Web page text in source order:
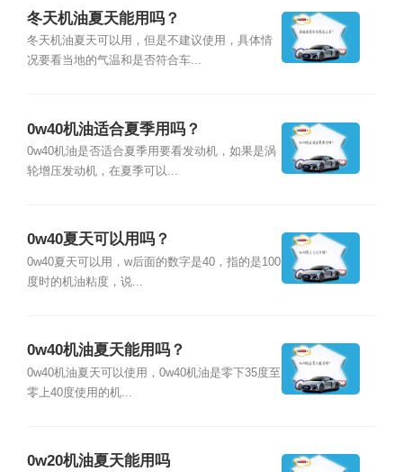
冬天机油夏天能用吗？
冬天机油夏天可以用，但是不建议使用，具体情
况要看当地的气温和是否符合车...
0w40机油适合夏季用吗？
0w40机油是否适合夏季用要看发动机，如果是涡
轮增压发动机，在夏季可以...
0w40夏天可以用吗？
0w40夏天可以用，w后面的数字是40，指的是100
度时的机油粘度，说...
0w40机油夏天能用吗？
0w40机油夏天可以使用，0w40机油是零下35度至
零上40度使用的机...
0w20机油夏天能用吗